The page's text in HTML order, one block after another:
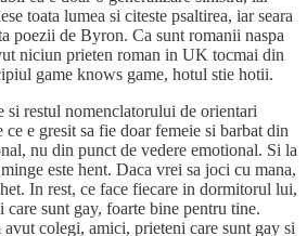
toata lumea si citeste psaltirea, iar seara
poezii de Byron. Ca sunt romanii naspa
niciun prieten roman in UK tocmai din
game knows game, hotul stie hotii.
si restul nomenclatorului de orientari
ce e gresit sa fie doar femeie si barbat din
nu din punct de vedere emotional. Si la
este hent. Daca vrei sa joci cu mana,
In rest, ce face fiecare in dormitorul lui,
care sunt gay, foarte bine pentru tine.
colegi, amici, prieteni care sunt gay si